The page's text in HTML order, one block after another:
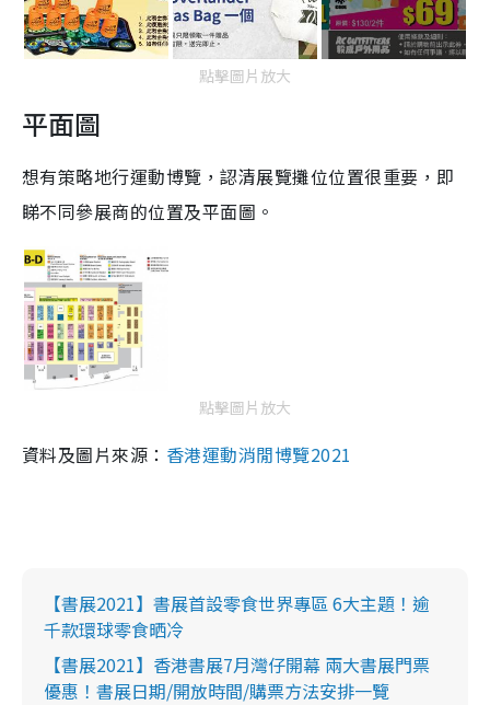
點擊圖片放大
平面圖
想有策略地行運動博覽，認清展覽攤位位置很重要，即
睇不同參展商的位置及平面圖。
點擊圖片放大
資料及圖片來源： 香港運動消閒博覽2021
【書展2021】書展首設零食世界專區 6大主題！逾
千款環球零食晒冷
【書展2021】香港書展7月灣仔開幕 兩大書展門票
優惠！書展日期/開放時間/購票方法安排一覽